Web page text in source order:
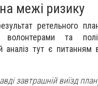
межі ризику
ретельного
волонтерами та
аналіз тут є питанням
завтрашній виїзд